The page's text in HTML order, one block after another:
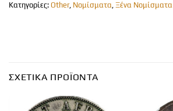
Κατηγορίες: Other, Νομίσματα, Ξένα Νομίσματα
ΣΧΕΤΙΚΆ ΠΡΟΪΌΝΤΑ